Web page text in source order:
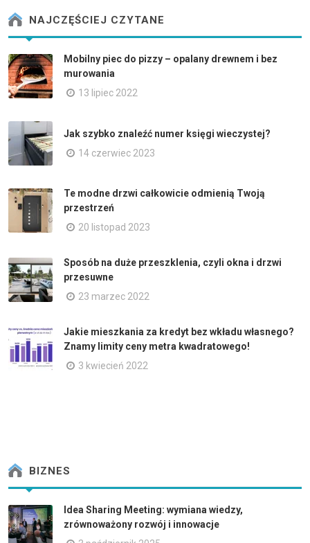
NAJCZĘŚCIEJ CZYTANE
Mobilny piec do pizzy – opalany drewnem i bez
murowania
13 lipiec 2022
Jak szybko znaleźć numer księgi wieczystej?
14 czerwiec 2023
Te modne drzwi całkowicie odmienią Twoją
przestrzeń
20 listopad 2023
Sposób na duże przeszklenia, czyli okna i drzwi
przesuwne
23 marzec 2022
Jakie mieszkania za kredyt bez wkładu własnego?
Znamy limity ceny metra kwadratowego!
3 kwiecień 2022
BIZNES
Idea Sharing Meeting: wymiana wiedzy,
zrównoważony rozwój i innowacje